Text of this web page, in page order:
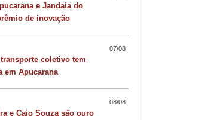
e Jandaia do
de inovação
07/08
coletivo tem
em Apucarana
08/08
e Caio Souza são ouro